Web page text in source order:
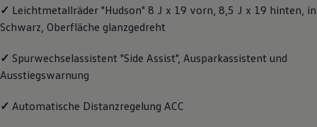
Transport
Entertainment und Elektronik
Individualisieren
Digitale Extras
Dienste für Ihr Modell finden
Volkswagen Apps, Login und Shop
Updates für Software, Karten und Radio
✓ Leichtmetallräder "Hudson" 8 J x 19 vorn, 8,5 J x 19 hinten, in
Schwarz, Oberfläche glanzgedreht
✓ Spurwechselassistent "Side Assist", Ausparkassistent und
Ausstiegswarnung
✓ Automatische Distanzregelung ACC